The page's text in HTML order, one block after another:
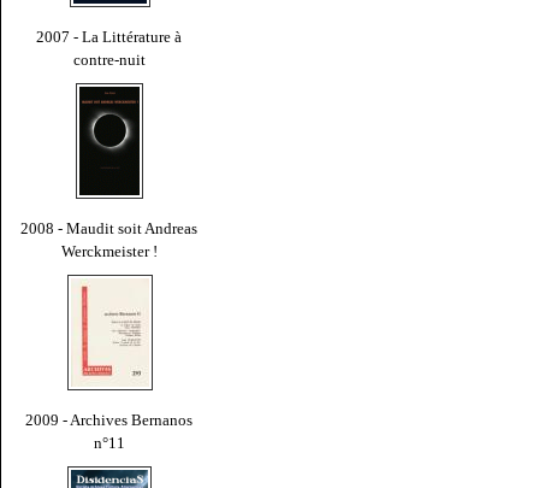
2007 - La Littérature à
contre-nuit
2008 - Maudit soit Andreas
Werckmeister !
2009 - Archives Bernanos
n°11